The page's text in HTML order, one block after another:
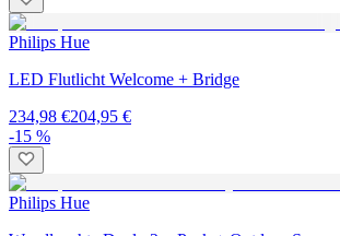
Philips Hue
LED Flutlicht Welcome + Bridge
234,98 €204,95 €
-15 %
Philips Hue